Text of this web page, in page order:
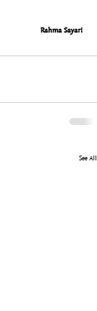
Rahma Sayari
See All